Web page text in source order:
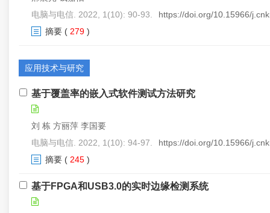
电脑与电信. 2022, 1(10): 90-93.
https://doi.org/10.15966/
摘要 ( 279 )
应用技术与研究
基于覆盖率的嵌入式软件测试方法研究
刘 栋 方丽萍 李国要
电脑与电信. 2022, 1(10): 94-97.
https://doi.org/10.15966/
摘要 ( 245 )
基于FPGA和USB3.0的实时边缘检测系统